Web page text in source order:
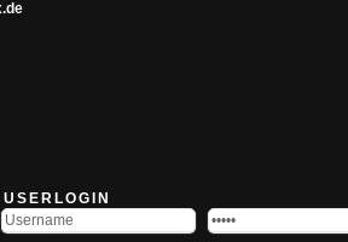
USERLOGIN